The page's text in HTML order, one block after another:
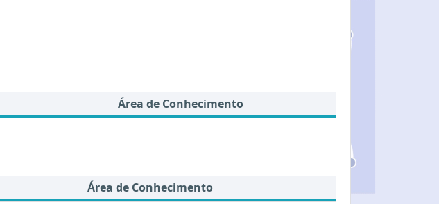
Área de Conhecimento
Área de Conhecimento